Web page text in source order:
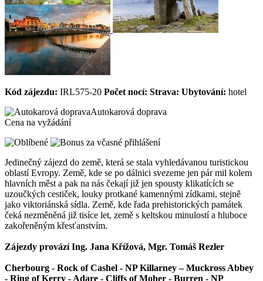
Kód zájezdu: IRL575-20 Počet nocí: Strava: Ubytování: hotel
Autokarová doprava
Cena na vyžádání
Jedinečný zájezd do země, která se stala vyhledávanou turistickou
oblastí Evropy. Země, kde se po dálnici svezeme jen pár mil kolem
hlavních měst a pak na nás čekají již jen spousty klikatících se
uzoučkých cestiček, louky protkané kamennými zídkami, stejně
jako viktoriánská sídla. Země, kde řada prehistorických památek
čeká nezměněná již tisíce let, země s keltskou minulostí a hluboce
zakořeněným křesťanstvím.
Zájezdy provází Ing. Jana Křížová, Mgr. Tomáš Rezler
Cherbourg - Rock of Cashel - NP Killarney – Muckross Abbey
- Ring of Kerry - Adare - Cliffs of Moher - Burren - NP